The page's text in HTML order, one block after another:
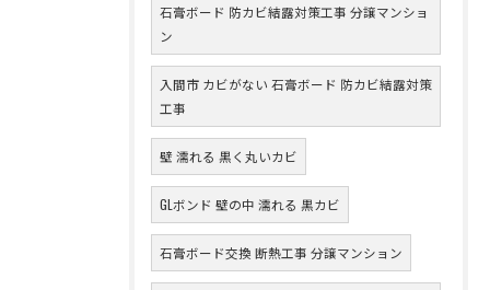
石膏ボード 防カビ結露対策工事 分譲マンショ
ン
入間市 カビがない 石膏ボード 防カビ結露対策
工事
壁 濡れる 黒く丸いカビ
GLボンド 壁の中 濡れる 黒カビ
石膏ボード交換 断熱工事 分譲マンション